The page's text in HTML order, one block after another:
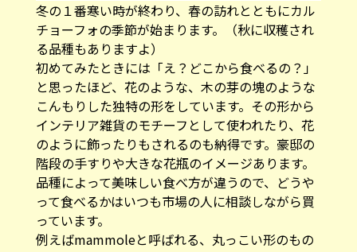
冬の１番寒い時が終わり、春の訪れとともにカル
チョーフォの季節が始まります。（秋に収穫され
る品種もありますよ）
初めてみたときには「え？どこから食べるの？」
と思ったほど、花のような、木の芽の塊のような
こんもりした独特の形をしています。その形から
インテリア雑貨のモチーフとして使われたり、花
のように飾ったりもされるのも納得です。豪邸の
階段の手すりや大きな花瓶のイメージあります。
品種によって美味しい食べ方が違うので、どうや
って食べるかはいつも市場の人に相談しながら買
っています。
例えばmammoleと呼ばれる、丸っこい形のもの